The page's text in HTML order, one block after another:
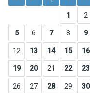
1 2
5 6 7 8 9
12 13 14 15 16
19 20 21 22 23
26 27 28 29 30